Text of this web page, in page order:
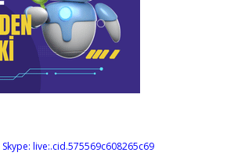
Skype: live:.cid.575569c608265c69